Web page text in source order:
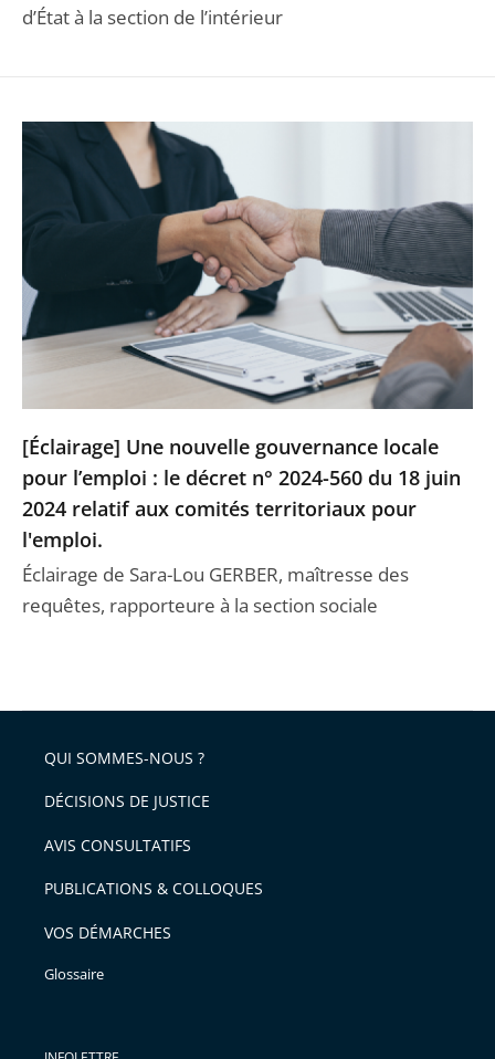
d’État à la section de l’intérieur
[Éclairage] Une nouvelle gouvernance locale
pour l’emploi : le décret n° 2024-560 du 18 juin
2024 relatif aux comités territoriaux pour
l'emploi.
Éclairage de Sara-Lou GERBER, maîtresse des
requêtes, rapporteure à la section sociale
QUI SOMMES-NOUS ?
DÉCISIONS DE JUSTICE
AVIS CONSULTATIFS
PUBLICATIONS & COLLOQUES
VOS DÉMARCHES
Glossaire